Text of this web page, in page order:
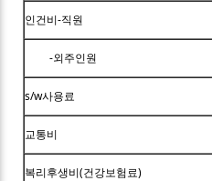
인건비-직원
-외주인원
s/w사용료
교통비
복리후생비(건강보험료)